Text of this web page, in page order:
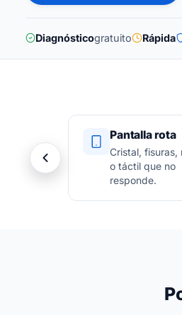
Diagnósticogratuito Rápida
Pantalla rota
Cristal, fisuras,
o táctil que no
responde.